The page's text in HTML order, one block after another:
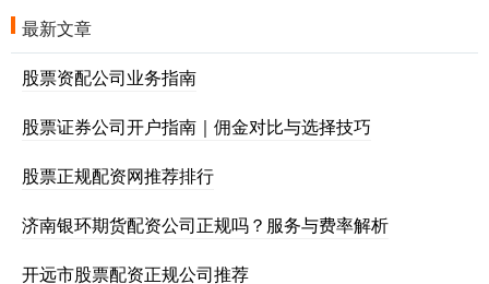
最新文章
股票资配公司业务指南
股票证券公司开户指南｜佣金对比与选择技巧
股票正规配资网推荐排行
济南银环期货配资公司正规吗？服务与费率解析
开远市股票配资正规公司推荐